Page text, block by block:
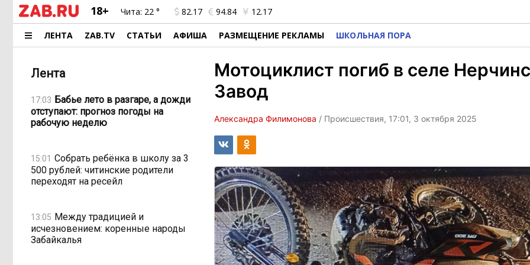
18+ Чита: 22 ° 82.17 94.84 12.17
ЛЕНТА ZAB.TV СТАТЬИ АФИША РАЗМЕЩЕНИЕ РЕКЛАМЫ ШКОЛЬНАЯ ПОРА
Лента
17:03 Бабье лето в разгаре, а дожди
отступают: прогноз погоды на
рабочую неделю
15:01 Собрать ребёнка в школу за 3
500 рублей: читинские родители
переходят на ресейл
13:05 Между традицией и
исчезновением: коренные народы
Забайкалья
Мотоциклист погиб в селе
Завод
Александра Филимонова / Происшествия, 17:01, 3 октября 2025